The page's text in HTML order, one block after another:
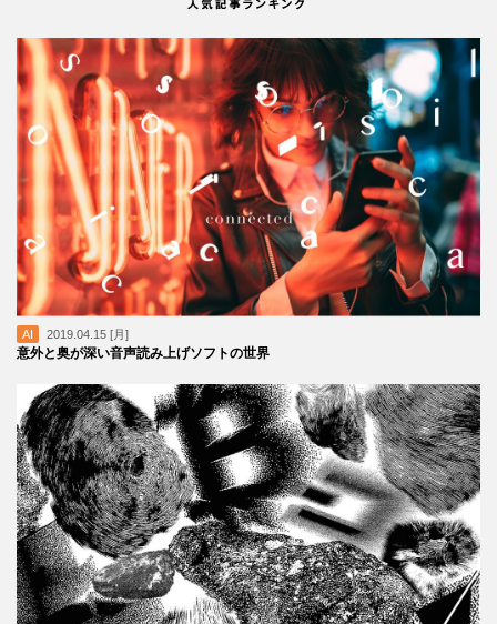
AI 2019.04.15 [月]
意外と奥が深い音声読み上げソフトの世界